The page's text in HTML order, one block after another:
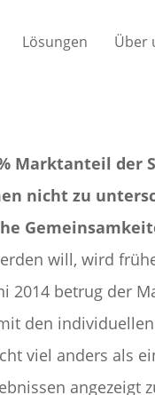
Lösungen Über
Marktanteil der
nicht zu
will, wird
2014 betrug der
den
viel anders als
angezeigt